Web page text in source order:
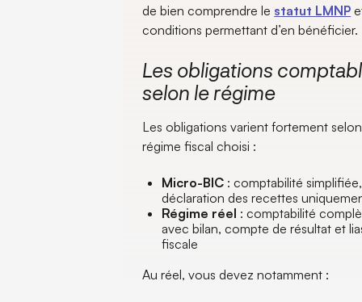
de bien comprendre le statut LMNP
conditions permettant d’en bénéficier.
Les obligations
selon le régime
Les obligations varient fortement
régime fiscal choisi :
Micro-BIC : comptabilité simplifiée,
déclaration des recettes
Régime réel : comptabilité
avec bilan, compte de résultat et
fiscale
Au réel, vous devez notamment :